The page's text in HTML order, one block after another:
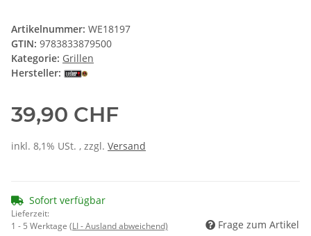
Artikelnummer: WE18197
GTIN: 9783833879500
Kategorie: Grillen
Hersteller:
39,90 CHF
inkl. 8,1% USt. , zzgl. Versand
Sofort verfügbar
Lieferzeit:
1 - 5 Werktage (LI - Ausland abweichend) Frage zum Artikel